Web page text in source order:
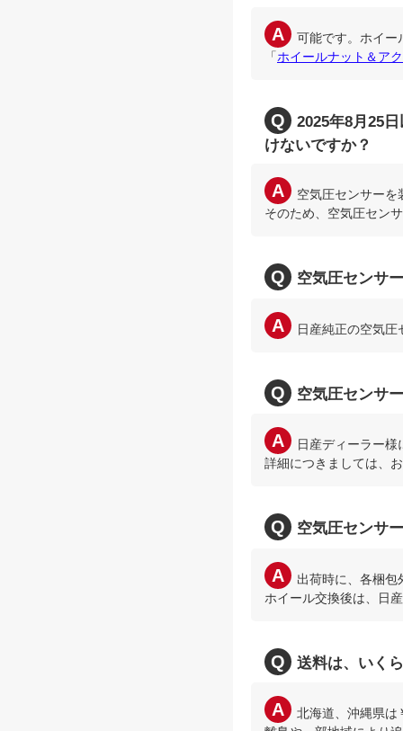
可能です。ホイー
「ホイールナット＆ア
2025年8月25
けないですか？
空気圧センサーを
そのため、空気圧セン
空気圧センサ
日産純正の空気
空気圧センサ
日産ディーラー
詳細につきましては、
空気圧センサ
出荷時に、各梱包
ホイール交換後は、日
送料は、いく
北海道、沖縄県は